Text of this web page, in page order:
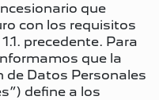
que
con los requisitos
precedente. Para
que la
de Datos Personales
define a los